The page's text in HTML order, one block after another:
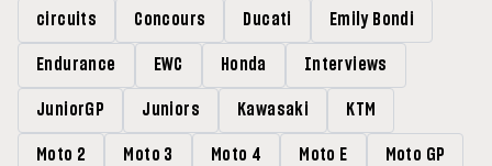
circuits Concours Ducati Emily Bondi
Endurance EWC Honda Interviews
JuniorGP Juniors Kawasaki KTM
Moto 2 Moto 3 Moto 4 Moto E Moto GP